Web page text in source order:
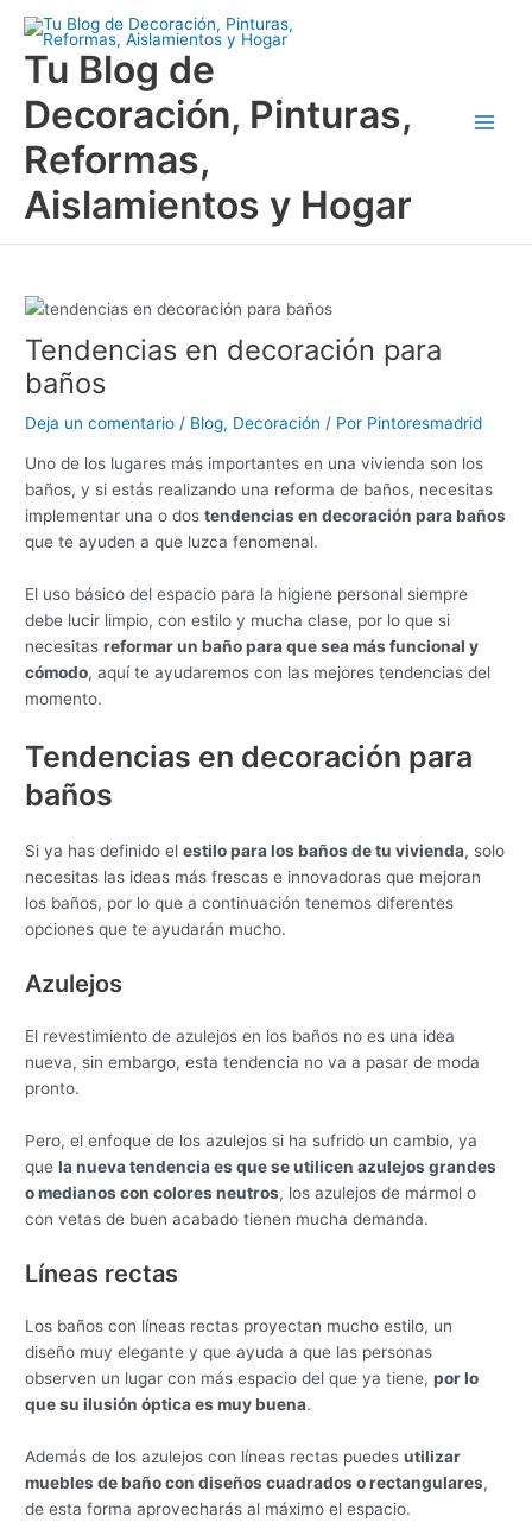
contenido
Tu Blog de
Decoración, Pinturas,
Reformas,
Aislamientos y Hogar
Tendencias en decoración para
baños
Deja un comentario / Blog, Decoración / Por Pintoresmadrid
Uno de los lugares más importantes en una vivienda son los
baños, y si estás realizando una reforma de baños, necesitas
implementar una o dostendencias en decoración para baños
que te ayuden a que luzca fenomenal.
El uso básico del espacio para la higiene personal siempre
debe lucir limpio, con estilo y mucha clase, por lo que si
necesitasreformar un baño para que sea más funcional y
cómodo, aquí te ayudaremos con las mejores tendencias del
momento.
Tendencias en decoración para
baños
Si ya has definido elestilo para los baños de tu vivienda, solo
necesitas las ideas más frescas e innovadoras que mejoran
los baños, por lo que a continuación tenemos diferentes
opciones que te ayudarán mucho.
Azulejos
El revestimiento de azulejos en los baños no es una idea
nueva, sin embargo, esta tendencia no va a pasar de moda
pronto.
Pero, el enfoque de los azulejos si ha sufrido un cambio, ya
quela nueva tendencia es que se utilicen azulejos grandes
o medianos con colores neutros, los azulejos de mármol o
con vetas de buen acabado tienen mucha demanda.
Líneas rectas
Los baños con líneas rectas proyectan mucho estilo, un
diseño muy elegante y que ayuda a que las personas
observen un lugar con más espacio del que ya tiene,por lo
que su ilusión óptica es muy buena.
Además de los azulejos con líneas rectas puedesutilizar
muebles de baño con diseños cuadrados o rectangulares,
de esta forma aprovecharás al máximo el espacio.